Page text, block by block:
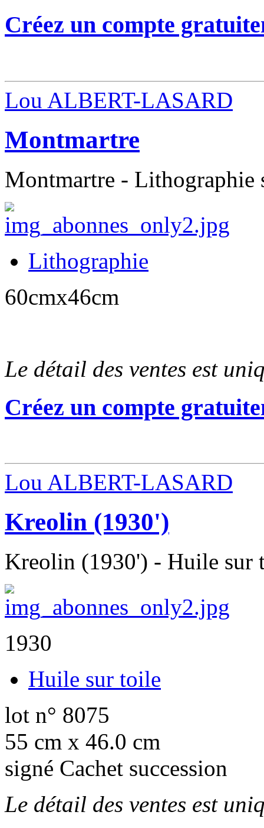
Créez un compte
Lou ALBERT-LASARD
Montmartre
Montmartre - Lithographie
Lithographie
60cmx46cm
Le détail des ventes est
Créez un compte
Lou ALBERT-LASARD
Kreolin (1930')
Kreolin (1930') - Huile sur
1930
Huile sur toile
lot n° 8075
55 cm x 46.0 cm
signé Cachet succession
Le détail des ventes est